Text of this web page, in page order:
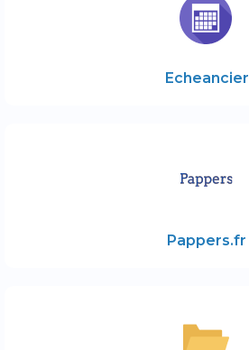
Echeancier
Pappers.fr